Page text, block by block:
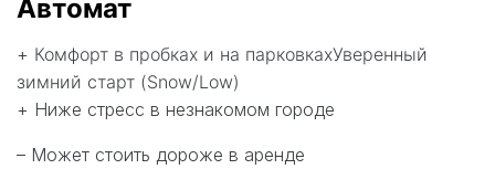
Автомат
+ Комфорт в пробках и на парковкахУверенный
зимний старт (Snow/Low)
+ Ниже стресс в незнакомом городе
– Может стоить дороже в аренде